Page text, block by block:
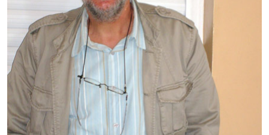
Fêtes et manifestations
Numéros d'urgence
Terrains et maisons à vendre
VOTRE MAIRIE
Elus et agents